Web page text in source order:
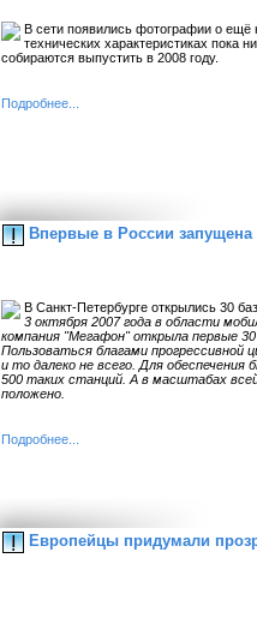
В сети появились фотографии о
технических характеристиках пока
собираются выпустить в 2008 году.
Подробнее...
Впервые в России запущена
В Санкт-Петербурге открылись 30
3 октября 2007 года в области
компания "Мегафон" открыла первые
Пользоваться благами прогрессивной
и то далеко не всего. Для
500 таких станций. А в масштабах
положено.
Подробнее...
Европейцы придумали